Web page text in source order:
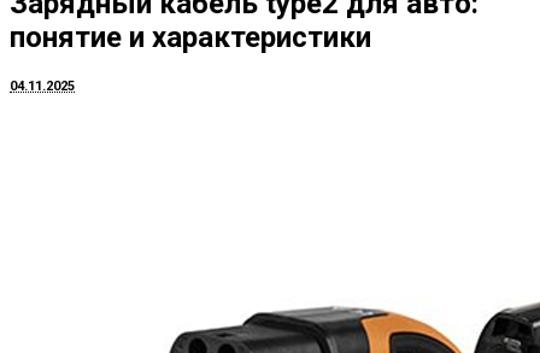
понятие и характеристики
04.11.2025